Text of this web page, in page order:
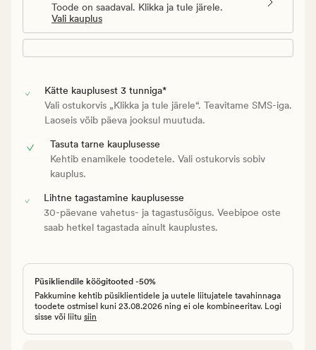
Toode on saadaval. Klikka ja tule järele.
Vali kauplus
Kätte kauplusest 3 tunniga*
Vali ostukorvis „Klikka ja tule järele“. Teavitame SMS-iga.
Laoseis võib päeva jooksul muutuda.
Tasuta tarne kauplusesse
Kehtib enamikele toodetele. Vali ostukorvis sobiv
kauplus.
Lihtne tagastamine kauplusesse
30-päevane vahetus- ja tagastusõigus. Veebipoe oste
saab hetkel tagastada ainult kauplustes.
Püsikliendile köögitooted -50%
Pakkumine kehtib püsiklientidele ja uutele liitujatele tavahinnaga
toodete ostmisel kuni 23.08.2026 ning ei ole kombineeritav. Logi
sisse või liitu siin